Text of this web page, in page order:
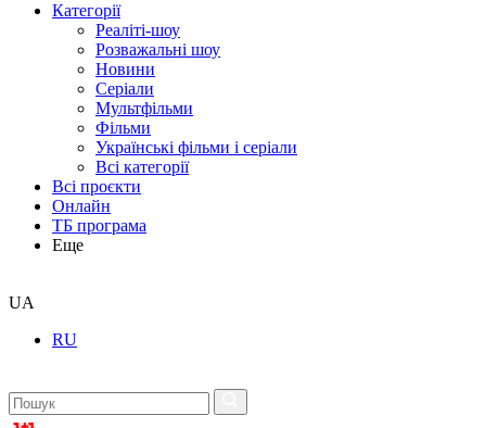
Категорії
Реаліті-шоу
Розважальні шоу
Новини
Серіали
Мультфільми
Фільми
Українські фільми і серіали
Всі категорії
Всі проєкти
Онлайн
ТБ програма
Еще
UA
RU